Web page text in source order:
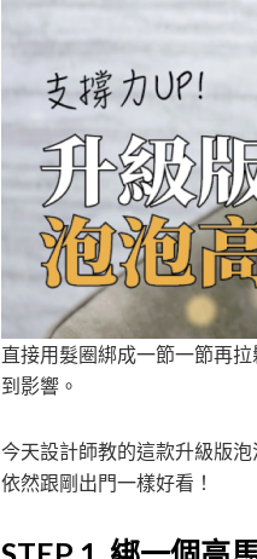
直接用髮圈綁成一節一節再
到影響。
今天設計師教的這款升級版
依然跟剛出門一樣好看！